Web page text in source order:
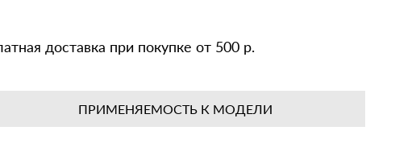
доставка при покупке от 500 р.
ПРИМЕНЯЕМОСТЬ К МОДЕЛИ